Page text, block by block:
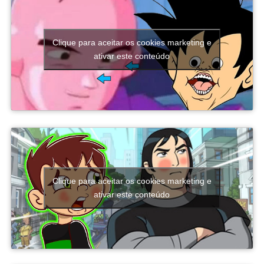
Além disso, a estrutura das missões evita que a
campanha fique repetitiva. Existem objetivos de
combate, exploração, coleta de recursos, defesa de áreas
e confrontos contra chefes que exigem estratégias
diferentes. Como cada arma possui características
próprias, o jogador acaba sendo incentivado a testar
novos estilos de jogo em vez de utilizar sempre o mesmo
equipamento do início ao fim.
Outro destaque é que a campanha consegue explicar
naturalmente diversas mecânicas tradicionais de
Splatoon. Quem nunca jogou um título da série aprende
como utilizar a tinta para se locomover, alcançar áreas
O sistema funciona através daanálise de dados
Conforme enfrenta Digimons nas batalhas, você coleta
informações sobre eles. Quando a análise atinge o nível
necessário, é possível converter esses dados em um
novo Digimon para sua equipe.
Essa mecânica faz bastante sentido dentro do universo
digital da série e acaba tornando a progressão muito
viciante.
Clique para aceitar os cookies marketing e
ativar este conteúdo
Clique para aceitar os cookies marketing e
ativar este conteúdo